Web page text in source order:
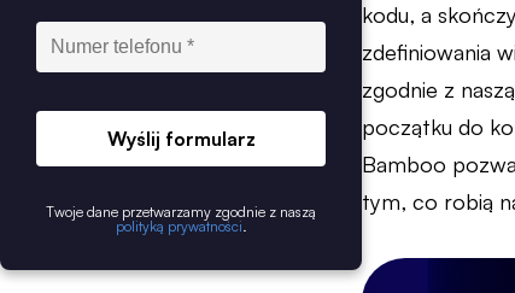
Wyślij formularz
Twoje dane przetwarzamy zgodnie z naszą
polityką prywatności
kodu, a
zdefiniowania
zgodnie z
początku do
Bamboo
tym, co robią